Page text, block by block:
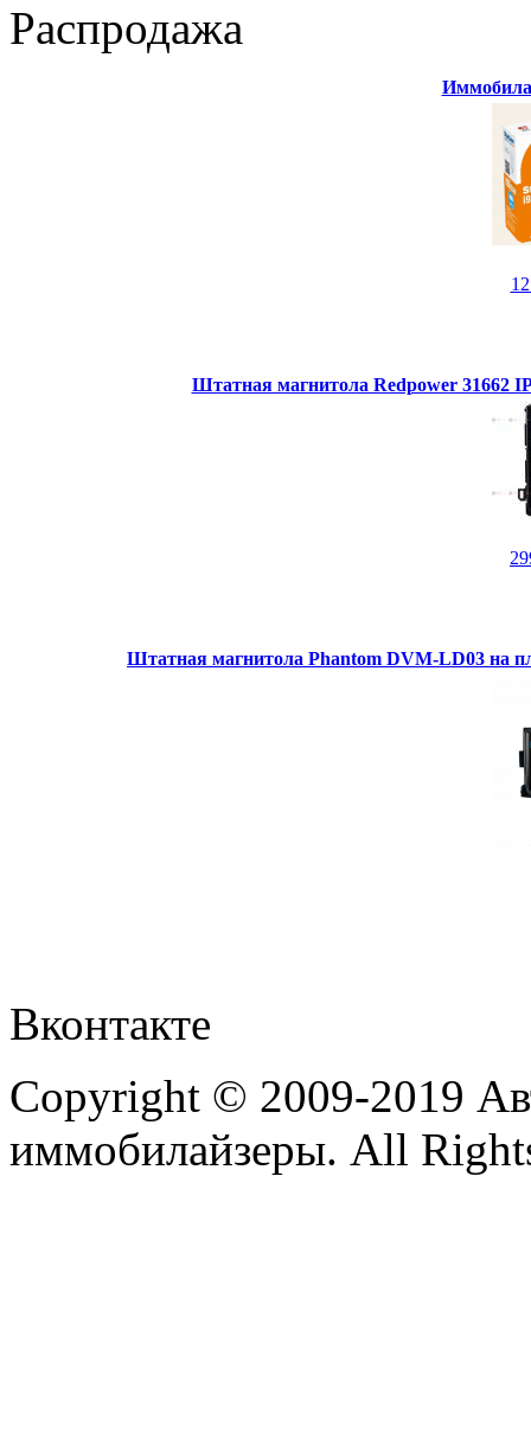
Распродажа
Штатная магнитола Redpower 31662
Штатная магнитола Phantom DVM-LD03 на
Вконтакте
Copyright © 2009-2019
иммобилайзеры. All